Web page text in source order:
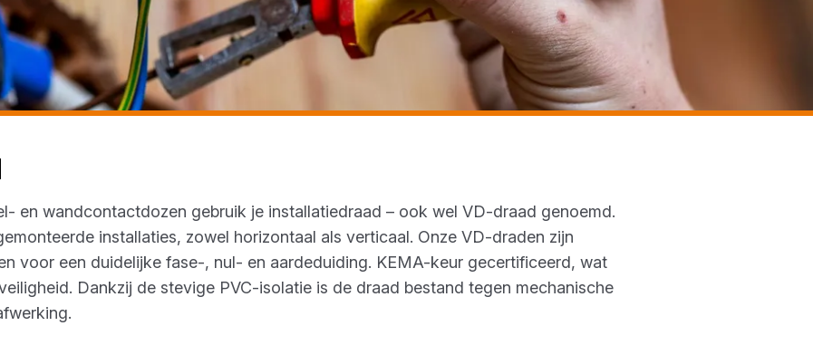
en wandcontactdozen gebruik je installatiedraad – ook wel VD-draad genoemd.
installaties, zowel horizontaal als verticaal. Onze VD-draden zijn
voor een duidelijke fase-, nul- en aardeduiding. KEMA-keur gecertificeerd, wat
Dankzij de stevige PVC-isolatie is de draad bestand tegen mechanische